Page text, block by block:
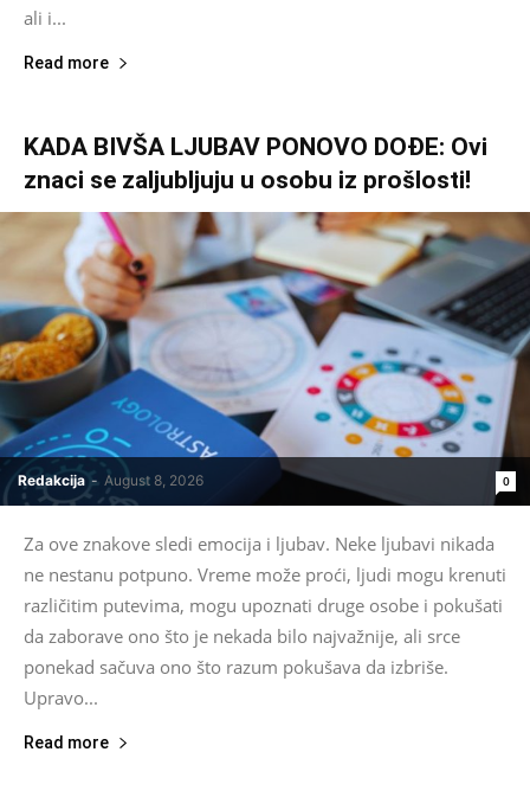
ali i...
Read more
KADA BIVŠA LJUBAV PONOVO DOĐE: Ovi
znaci se zaljubljuju u osobu iz prošlosti!
Redakcija - August 8, 2026 0
Za ove znakove sledi emocija i ljubav. Neke ljubavi nikada
ne nestanu potpuno. Vreme može proći, ljudi mogu krenuti
različitim putevima, mogu upoznati druge osobe i pokušati
da zaborave ono što je nekada bilo najvažnije, ali srce
ponekad sačuva ono što razum pokušava da izbriše.
Upravo...
Read more